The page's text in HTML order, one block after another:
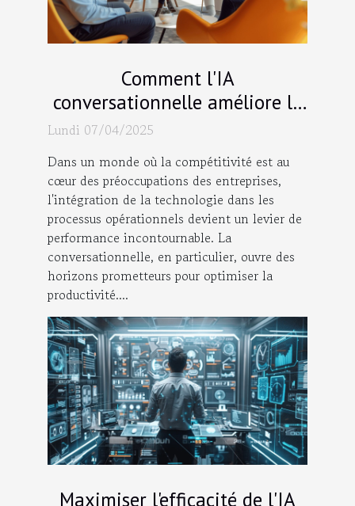
Comment l'IA
conversationnelle améliore la
productivité des entreprises
Lundi 07/04/2025
Dans un monde où la compétitivité est au
cœur des préoccupations des entreprises,
l'intégration de la technologie dans les
processus opérationnels devient un levier de
performance incontournable. La
conversationnelle, en particulier, ouvre des
horizons prometteurs pour optimiser la
productivité....
Maximiser l'efficacité de l'IA